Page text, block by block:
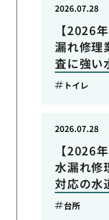
【2026
漏れ修理
査に強い
2026.07.28
トイレ
【2026
水漏れ修
対応の水
2026.07.28
台所